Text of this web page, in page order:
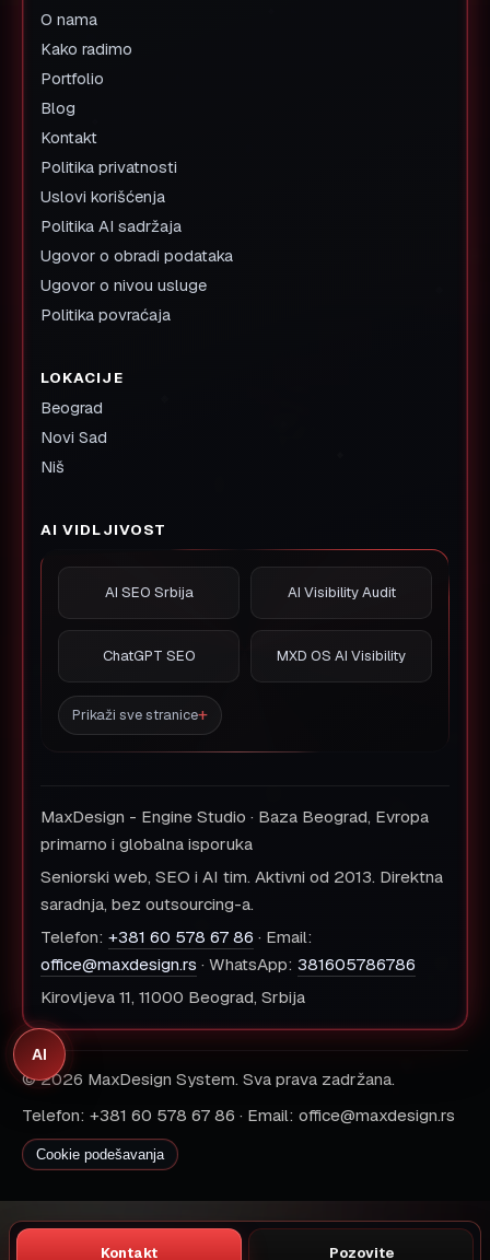
Kontakt Pozovite
O nama
Kako radimo
Portfolio
Blog
Kontakt
Politika privatnosti
Uslovi korišćenja
Politika AI sadržaja
Ugovor o obradi podataka
Ugovor o nivou usluge
Politika povraćaja
LOKACIJE
Beograd
Novi Sad
Niš
AI VIDLJIVOST
AI SEO Srbija AI Visibility Audit
ChatGPT SEO MXD OS AI Visibility
Prikaži sve stranice
MaxDesign - Engine Studio · Baza Beograd, Evropa
primarno i globalna isporuka
Seniorski web, SEO i AI tim. Aktivni od 2013. Direktna
saradnja, bez outsourcing-a.
Telefon: +381 60 578 67 86 · Email:
office@maxdesign.rs · WhatsApp: 381605786786
Kirovljeva 11, 11000 Beograd, Srbija
© 2026 MaxDesign System. Sva prava zadržana.
Telefon: +381 60 578 67 86 · Email: office@maxdesign.rs
Cookie podešavanja
AI